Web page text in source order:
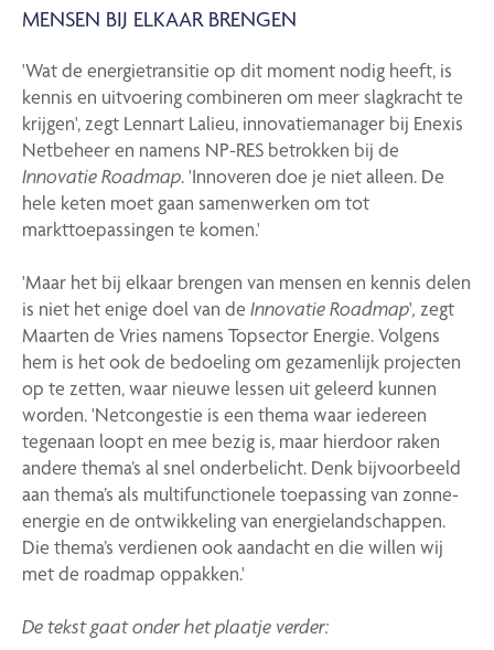
MENSEN BIJ ELKAAR BRENGEN
'Wat de energietransitie op dit moment nodig heeft, is
kennis en uitvoering combineren om meer slagkracht te
krijgen', zegt Lennart Lalieu, innovatiemanager bij Enexis
Netbeheer en namens NP-RES betrokken bij de
Innovatie Roadmap. 'Innoveren doe je niet alleen. De
hele keten moet gaan samenwerken om tot
markttoepassingen te komen.'
'Maar het bij elkaar brengen van mensen en kennis delen
is niet het enige doel van de Innovatie Roadmap', zegt
Maarten de Vries namens Topsector Energie. Volgens
hem is het ook de bedoeling om gezamenlijk projecten
op te zetten, waar nieuwe lessen uit geleerd kunnen
worden. 'Netcongestie is een thema waar iedereen
tegenaan loopt en mee bezig is, maar hierdoor raken
andere thema’s al snel onderbelicht. Denk bijvoorbeeld
aan thema’s als multifunctionele toepassing van zonne-
energie en de ontwikkeling van energielandschappen.
Die thema’s verdienen ook aandacht en die willen wij
met de roadmap oppakken.'
De tekst gaat onder het plaatje verder: